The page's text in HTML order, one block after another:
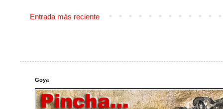
Entrada más reciente
Goya